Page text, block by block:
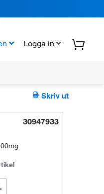
Logga in
Skriv ut
30947933